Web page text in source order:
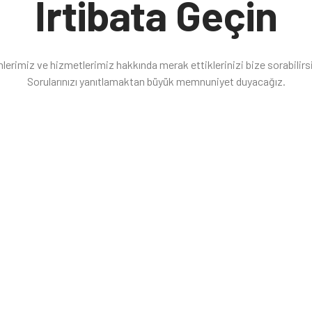
İrtibata Geçin
ve hizmetlerimiz hakkında merak ettiklerinizi bize
Sorularınızı yanıtlamaktan büyük memnuniyet duyacağız.